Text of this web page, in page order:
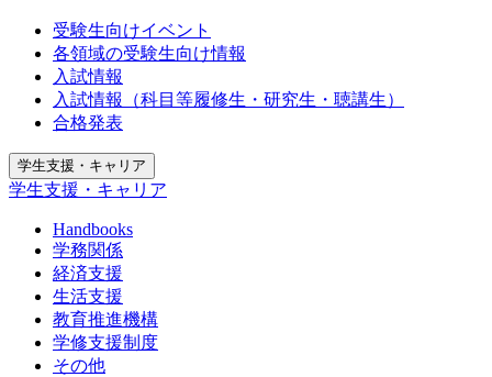
受験生向けイベント
各領域の受験生向け情報
入試情報
入試情報（科目等履修生・研究生・聴講生）
合格発表
学生支援・キャリア
学生支援・キャリア
Handbooks
学務関係
経済支援
生活支援
教育推進機構
学修支援制度
その他